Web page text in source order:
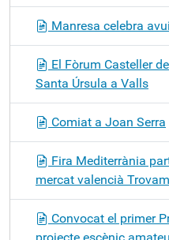
Manresa celebra
El Fòrum Casteller
Santa Úrsula a Valls
Comiat a Joan Serra
Fira Mediterrània
mercat valencià
Convocat el primer
projecte escènic